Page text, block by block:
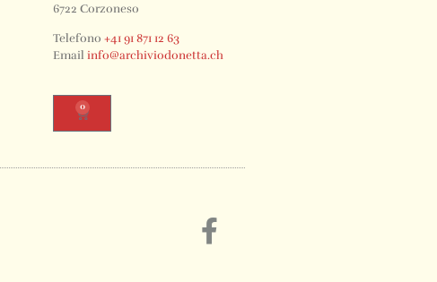
6722 Corzoneso
Telefono +41 91 871 12 63
Email info@archiviodonetta.ch
0